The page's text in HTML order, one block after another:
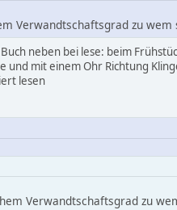
Verwandtschaftsgrad zu wem
neben bei lese: beim
mit einem Ohr Richtung
lesen
Verwandtschaftsgrad zu